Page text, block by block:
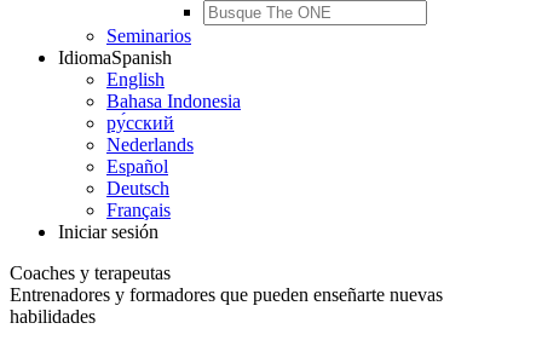
Seminarios
IdiomaSpanish
English
Bahasa Indonesia
ру́сский
Nederlands
Español
Deutsch
Français
Iniciar sesión
Coaches y terapeutas
Entrenadores y formadores que pueden enseñarte nuevas
habilidades